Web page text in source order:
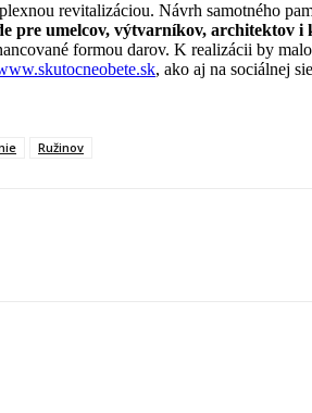
revitalizáciou. Návrh samotného
pre umelcov, výtvarníkov, architektov
formou darov. K realizácii by
, ako aj na sociálnej
Ružinov